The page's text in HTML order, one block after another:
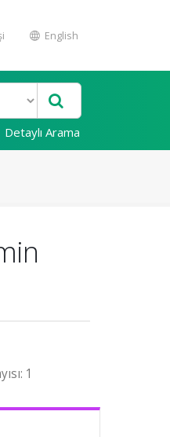
English
Detaylı Arama
1